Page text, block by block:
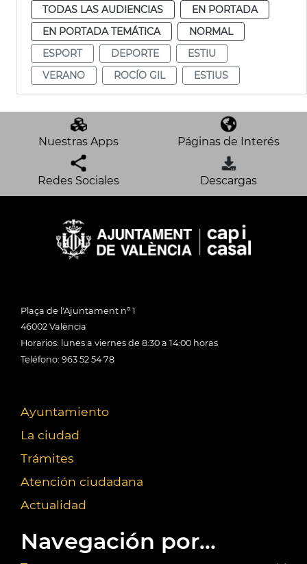
TODAS LAS AUDIENCIAS
EN PORTADA
EN PORTADA TEMÁTICA
NORMAL
ESPORT
DEPORTE
ESTIU
VERANO
ROCÍO GIL ESTIUS
Nuestras Apps Páginas de Interés
Redes Sociales Descargas
Plaça de l'Ajuntament nº 1
46002 València
Horarios: lunes a viernes de 8:30 a 14:00 horas
Teléfono: 963 52 54 78
Ayuntamiento
La ciudad
Trámites
Atención ciudadana
Actualidad
Navegación por...